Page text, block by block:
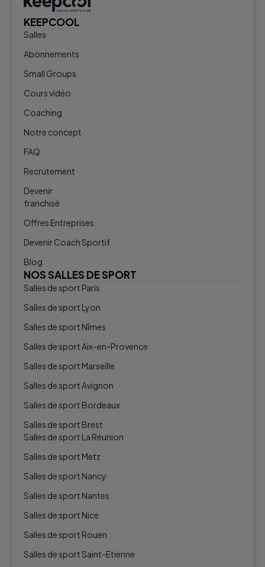
KEEPCOOL
Salles
Abonnements
Small Groups
Cours vidéo
Coaching
Notre concept
FAQ
Recrutement
Devenir
franchisé
Offres Entreprises
Devenir Coach Sportif
Blog
NOS SALLES DE SPORT
Salles de sport Paris
Salles de sport Lyon
Salles de sport Nîmes
Salles de sport Aix-en-Provence
Salles de sport Marseille
Salles de sport Avignon
Salles de sport Bordeaux
Salles de sport Brest
Salles de sport La Réunion
Salles de sport Metz
Salles de sport Nancy
Salles de sport Nantes
Salles de sport Nice
Salles de sport Rouen
Salles de sport Saint-Etienne